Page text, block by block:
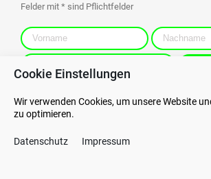
Cookie Einstellungen
Wir verwenden Cookies, um unsere Website
zu optimieren.
Datenschutz Impressum
Felder mit * sind Pflichtfelder